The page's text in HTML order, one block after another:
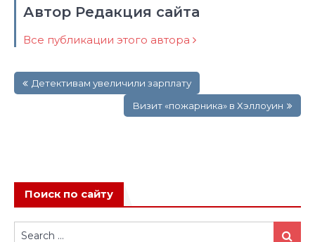
Автор Редакция сайта
Все публикации этого автора
поДетективам увеличили зарплату
Визит «пожарника» в Хэллоуин
Поиск по сайту
Search
Search